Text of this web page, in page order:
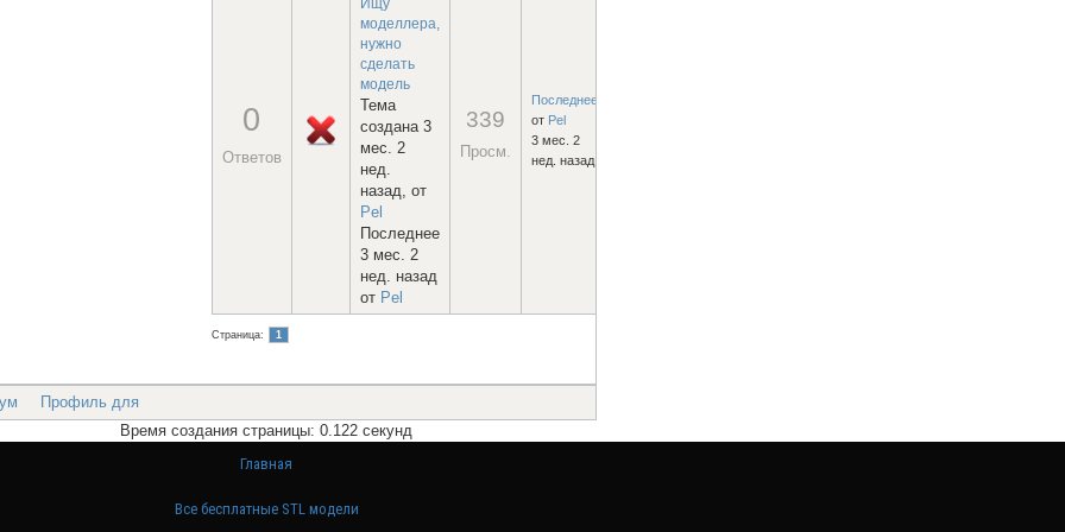
0
Ответов
Ищу
моделлера,
нужно
сделать
модель
Тема
создана 3
мес. 2
нед.
назад, от
Pel
Последнее
3 мес. 2
нед. назад
от Pel
339
Просм.
Последнее
от Pel
3 мес. 2
нед. назад
Страница: 1
Профиль для
Время создания страницы: 0.122 секунд
Главная
Все бесплатные STL модели